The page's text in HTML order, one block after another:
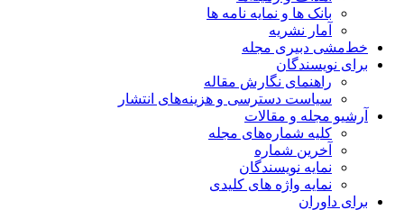
بانک ها و نمایه نامه ها
آمار نشریه
خط‌مشی دبیری مجله
برای نویسندگان
راهنمای نگارش مقاله
سیاست دسترسی و هزینه‌های انتشار
آرشیو مجله و مقالات
کلیه شماره‌های مجله
آخرین شماره
نمایه نویسندگان
نمایه واژه های کلیدی
برای داوران